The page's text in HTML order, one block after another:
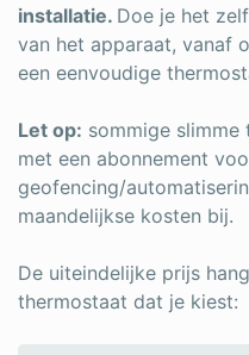
installatie. Doe je het
van het apparaat, vanaf
een eenvoudige
Let op: sommige slimme
met een abonnement
geofencing/
maandelijkse kosten bij.
De uiteindelijke prijs
thermostaat dat je kiest: